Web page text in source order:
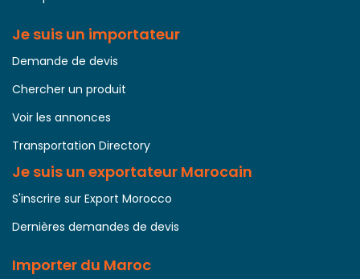
Je suis un importateur
Demande de devis
Chercher un produit
Voir les annonces
Transportation Directory
Je suis un exportateur Marocain
S'inscrire sur Export Morocco
Dernières demandes de devis
Importer du Maroc